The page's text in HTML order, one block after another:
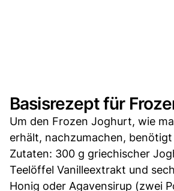
Basisrezept für
Um den Frozen Joghurt, wie
erhält, nachzumachen,
Zutaten: 300 g griechischer
Teelöffel Vanilleextrakt und
Honig oder Agavensirup (zwei